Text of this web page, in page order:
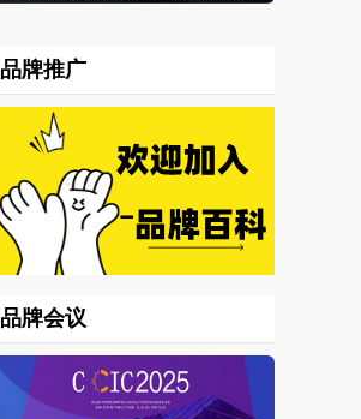
品牌推广
品牌会议